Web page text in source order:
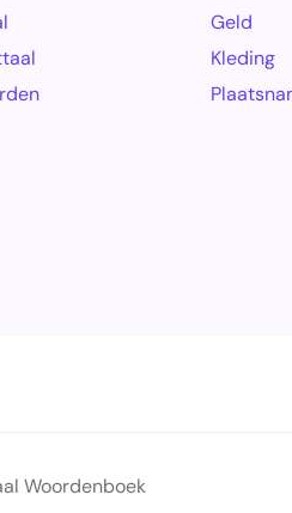
Geld
Kleding
| Brthmrk
Woordenboek